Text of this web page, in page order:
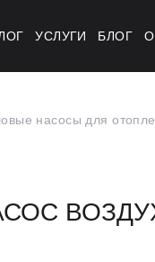
УСЛУГИ БЛОГ
насосы для